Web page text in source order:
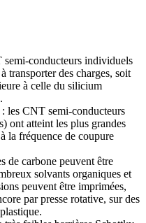
conducteurs individuels
transporter des charges, soit
à celle du silicium
les CNT semi-conducteurs
ont atteint les plus grandes
la fréquence de coupure
de carbone peuvent être
solvants organiques et
peuvent être imprimées,
par presse rotative, sur des